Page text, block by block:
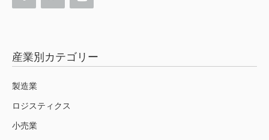
産業別カテゴリー
製造業
ロジスティクス
小売業